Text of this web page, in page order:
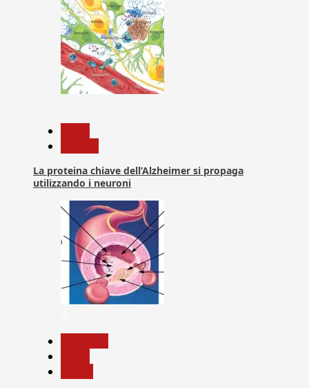
La proteina chiave dell’Alzheimer si propaga
utilizzando i neuroni